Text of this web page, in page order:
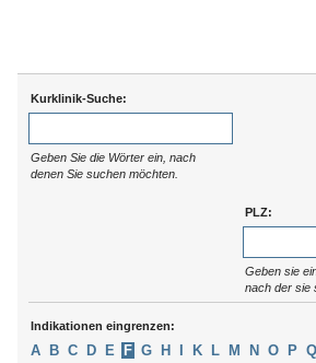
Kurklinik-Suche:
Geben Sie die Wörter ein, nach
denen Sie suchen möchten.
PLZ:
Geben sie
nach der sie
Indikationen eingrenzen:
A B C D E F G H K L M N O P Q